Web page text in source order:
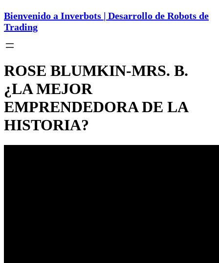
Bienvenido a Inverbots | Desarrollo de Robots de
Trading
ROSE BLUMKIN-MRS. B.
¿LA MEJOR
EMPRENDEDORA DE LA
HISTORIA?